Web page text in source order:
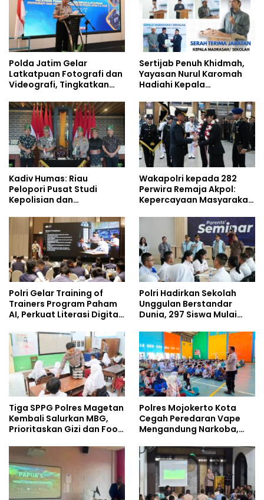
Polda Jatim Gelar
Latkatpuan Fotografi dan
Videografi, Tingkatkan
Era Digital
Sertijab Penuh Khidmah,
Yayasan Nurul Karomah
Hadiahi Kepala
Umrah
Kadiv Humas: Riau
Pelopori Pusat Studi
Kepolisian dan
Policing Masuki Babak
Wakapolri kepada 282
Perwira Remaja Akpol:
Kepercayaan Masyarakat
Polri Gelar Training of
Trainers Program Paham
AI, Perkuat Literasi Digital
Polri Hadirkan Sekolah
Unggulan Berstandar
Dunia, 297 Siswa Mulai
Tiga SPPG Polres Magetan
Kembali Salurkan MBG,
Prioritaskan Gizi dan Food
Polres Mojokerto Kota
Cegah Peredaran Vape
Mengandung Narkoba,
Kalangan Remaja